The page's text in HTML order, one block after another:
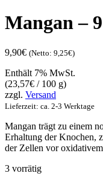
Mangan –
9,90€ (Netto: 9,25€)
Enthält 7% MwSt.
(23,57€ / 100 g)
zzgl. Versand
Lieferzeit: ca. 2-3 Werktage
Mangan trägt zu einem
Erhaltung der Knochen,
der Zellen vor
3 vorrätig